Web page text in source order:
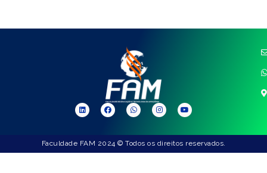
Faculdade FAM 2024 © Todos os direitos reservados.